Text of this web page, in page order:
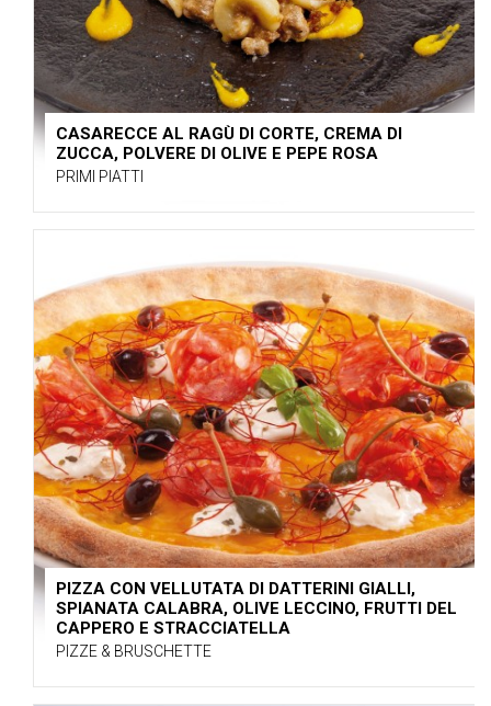
CASARECCE AL RAGÙ DI CORTE, CREMA DI
ZUCCA, POLVERE DI OLIVE E PEPE ROSA
PRIMI PIATTI
PIZZA CON VELLUTATA DI DATTERINI GIALLI,
SPIANATA CALABRA, OLIVE LECCINO, FRUTTI DEL
CAPPERO E STRACCIATELLA
PIZZE & BRUSCHETTE